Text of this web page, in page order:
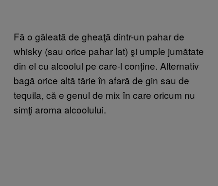
Fă o găleată de gheaţă dintr-un pahar de
whisky (sau orice pahar lat) şi umple jumătate
din el cu alcoolul pe care-l conține. Alternativ
bagă orice altă tărie în afară de gin sau de
tequila, că e genul de mix în care oricum nu
simţi aroma alcoolului.